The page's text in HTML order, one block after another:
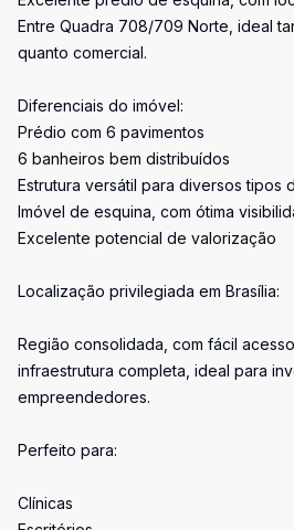
Entre Quadra 708/709 Norte, ideal
quanto comercial.
Diferenciais do imóvel:
Prédio com 6 pavimentos
6 banheiros bem distribuídos
Estrutura versátil para diversos tipos
Imóvel de esquina, com ótima
Excelente potencial de valorização
Localização privilegiada em Brasília:
Região consolidada, com fácil
infraestrutura completa, ideal para
empreendedores.
Perfeito para:
Clínicas